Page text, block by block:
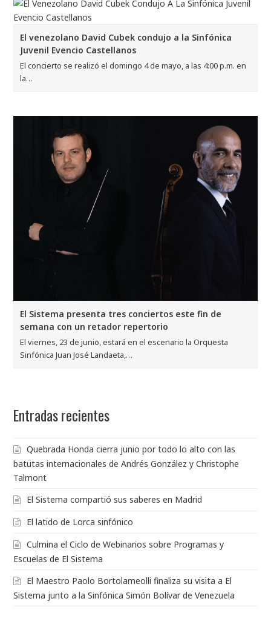
El venezolano David Cubek condujo a la Sinfónica
Juvenil Evencio Castellanos
El concierto se realizó el domingo 4 de mayo, a las 4:00 p.m. en
la…
El Sistema presenta tres conciertos este fin de
semana con un retador repertorio
El viernes, 23 de junio, estará en el escenario la Orquesta
Sinfónica Juan José Landaeta,…
Entradas recientes
Quebrada Honda cierra junio por todo lo alto con las
batutas internacionales de Andrés González y Christophe
Talmont
El Sistema compartió sus saberes en Madrid
El latido de Lorca sinfónico
Culmina el Ciclo de Webinarios sobre Programas y
Escuelas de El Sistema
El Maestro Paolo Bortolameolli finaliza su visita a El
Sistema junto a la Sinfónica Simón Bolívar de Venezuela